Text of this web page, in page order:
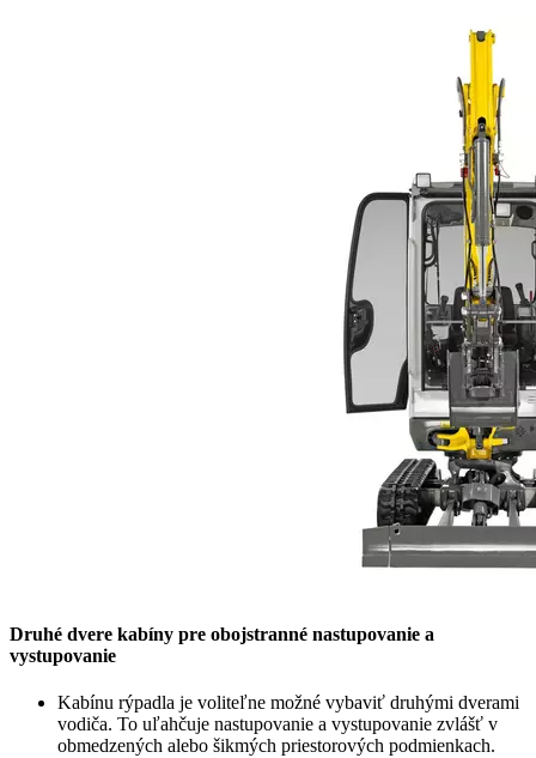
Druhé dvere kabíny pre obojstranné nastupovanie a
vystupovanie
Kabínu rýpadla je voliteľne možné vybaviť druhými dverami
vodiča. To uľahčuje nastupovanie a vystupovanie zvlášť v
obmedzených alebo šikmých priestorových podmienkach.